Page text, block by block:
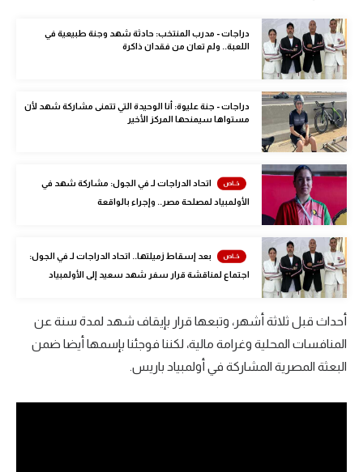
كرة سلة
كرة يد
الوطن العربي
في المونديال
رياضة نسائية
آسيا
أمريكا
ركن الألعاب
أقسام خاصة
Gamers
دراجات - مدرب المنتخب: حادثة شهد وجنة طبيعية في
اللعبة.. ولم تعان من فقدان ذاكرة
دراجات - جنة عليوة: أنا الوحيدة التي تتمنى مشاركة شهد لأن
مستواها سيمنحها المركز الأخير
اتحاد الدراجات لـ في الجول: مشاركة شهد في
الأولمبياد لمصلحة مصر.. وإجراء بالواقعة
بعد إسقاط زميلتها.. اتحاد الدراجات لـ في الجول:
اجتماع لمناقشة قرار سفر شهد سعيد إلى الأولمبياد
أحداث قبل ثلاثة أشهر، وتبعها قرار بإيقاف شهد لمدة سنة عن
المنافسات المحلية وغرامة مالية، لكننا فوجئنا بإسمها أيضا ضمن
البعثة المصرية المشاركة في أولمبياد باريس.